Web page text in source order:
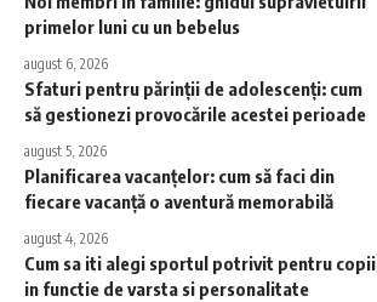
primelor luni cu un bebelus
august 6, 2026
Sfaturi pentru părinții de adolescenți: cum
să gestionezi provocările acestei perioade
august 5, 2026
Planificarea vacanțelor: cum să faci din
fiecare vacanță o aventură memorabilă
august 4, 2026
Cum sa iti alegi sportul potrivit pentru copii
in functie de varsta si personalitate